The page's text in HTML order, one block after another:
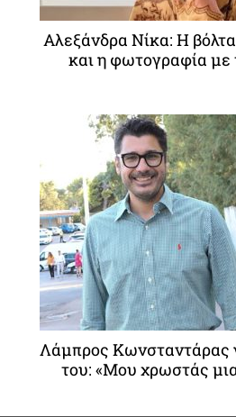
Αλεξάνδρα Νίκα: Η
και η φωτογραφία με
Λάμπρος Κωνσταντάρας
του: «Μου χρωστάς